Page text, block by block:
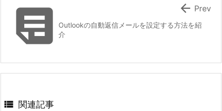
Outlookの自動返信メールを設定する方法を紹
介
 Prev
 関連記事